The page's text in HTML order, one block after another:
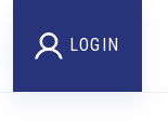
LOGIN